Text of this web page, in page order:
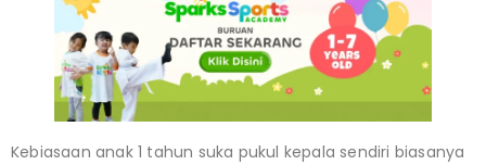
Kebiasaan anak 1 tahun suka pukul kepala sendiri biasanya